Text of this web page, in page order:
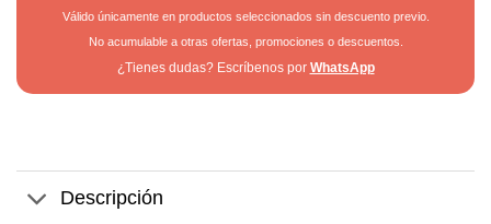
Válido únicamente en productos seleccionados sin descuento previo.
No acumulable a otras ofertas, promociones o descuentos.
¿Tienes dudas? Escríbenos por WhatsApp
Descripción